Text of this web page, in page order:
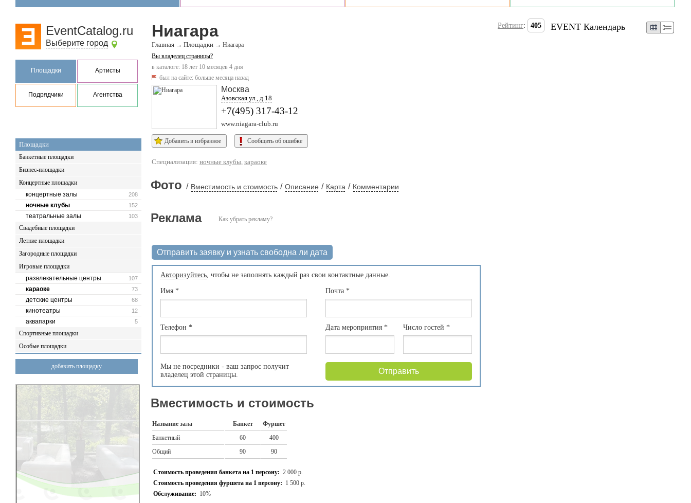
EventCatalog.ru
Выберите город
Площадки Артисты
Подрядчики Агентства
Площадки
Банкетные площадки
Бизнес-площадки
Концертные площадки
208
концертные залы
152
ночные клубы
103
театральные залы
Свадебные площадки
Летние площадки
Загородные площадки
Игровые площадки
107
развлекательные центры
73
караоке
68
детские центры
12
кинотеатры
5
аквапарки
Спортивные площадки
Особые площадки
добавить площадку
Ниагара
Главная → Площадки → Ниагара
Вы владелец страницы?
в каталоге: 18 лет 10 месяцев 4 дня
был на сайте: больше месяца назад
Рейтинг: 405
Москва
Азовская ул., д.18
+7(495) 317-43-12
www.niagara-club.ru
Добавить в избранное Сообщить об ошибке
Специализация: ночные клубы, караоке
Фото / Вместимость и стоимость / Описание / Карта / Комментарии
Как убрать рекламу?
Реклама
Отправить заявку и узнать свободна ли дата
Авторизуйтесь, чтобы не заполнять каждый раз свои контактные данные.
Имя *
Телефон *
Мы не посредники - ваш запрос получит
владелец этой страницы.
Почта*
Дата мероприятия* Число гостей*
Отправить
Вместимость и стоимость
Название зала Банкет
Фуршет
Банкетный
60
400
Общий
90 90
Стоимость проведения банкета на 1 персону: 2 000 р.
Стоимость проведения фуршета на 1 персону: 1 500 р.
Обслуживание: 10%
EVENT Календарь